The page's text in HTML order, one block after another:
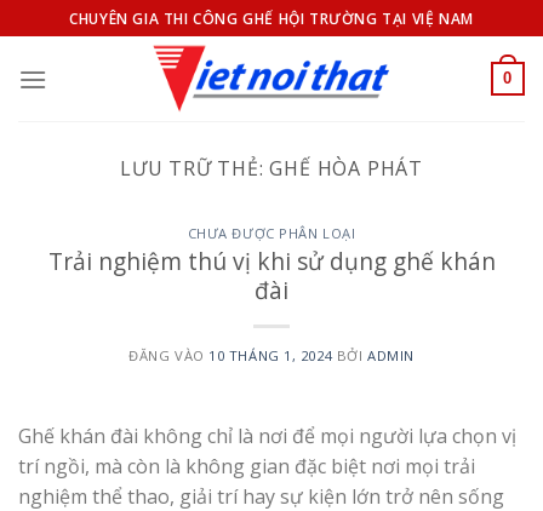
qua
nội
CHUYÊN GIA THI CÔNG GHẾ HỘI TRƯỜNG TẠI VIỆ NAM
0
LƯU TRỮ THẺ:GHẾ HÒA PHÁT
CHƯA ĐƯỢC PHÂN LOẠI
Trải nghiệm thú vị khi sử dụng ghế khán
đài
ĐĂNG VÀO 10 THÁNG 1, 2024 BỞI ADMIN
​Ghế khán đài không chỉ là nơi để mọi người lựa chọn vị
trí ngồi, mà còn là không gian đặc biệt nơi mọi trải
nghiệm thể thao, giải trí hay sự kiện lớn trở nên sống